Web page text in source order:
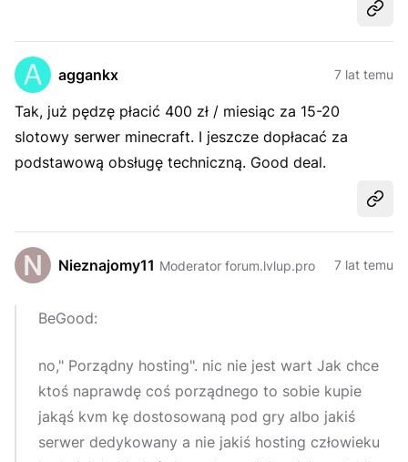
aggankx 7 lat temu
Tak, już pędzę płacić 400 zł / miesiąc za 15-20
slotowy serwer minecraft. I jeszcze dopłacać za
podstawową obsługę techniczną. Good deal.
Nieznajomy11 Moderator forum.lvlup.pro 7 lat temu
BeGood:
no," Porządny hosting". nic nie jest wart Jak chce
ktoś naprawdę coś porządnego to sobie kupie
jakąś kvm kę dostosowaną pod gry albo jakiś
serwer dedykowany a nie jakiś hosting człowieku